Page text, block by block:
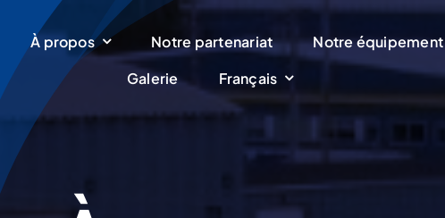
À propos Notre partenariat
Notre équipement
Galerie
Français